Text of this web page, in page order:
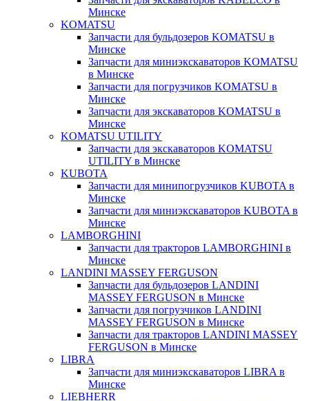
Минске
KOMATSU
Запчасти для бульдозеров KOMATSU в
Минске
Запчасти для миниэкскаваторов KOMATSU
в Минске
Запчасти для погрузчиков KOMATSU в
Минске
Запчасти для экскаваторов KOMATSU в
Минске
KOMATSU UTILITY
Запчасти для экскаваторов KOMATSU
UTILITY в Минске
KUBOTA
Запчасти для минипогрузчиков KUBOTA в
Минске
Запчасти для миниэкскаваторов KUBOTA в
Минске
LAMBORGHINI
Запчасти для тракторов LAMBORGHINI в
Минске
LANDINI MASSEY FERGUSON
Запчасти для бульдозеров LANDINI
MASSEY FERGUSON в Минске
Запчасти для погрузчиков LANDINI
MASSEY FERGUSON в Минске
Запчасти для тракторов LANDINI MASSEY
FERGUSON в Минске
LIBRA
Запчасти для миниэкскаваторов LIBRA в
Минске
LIEBHERR